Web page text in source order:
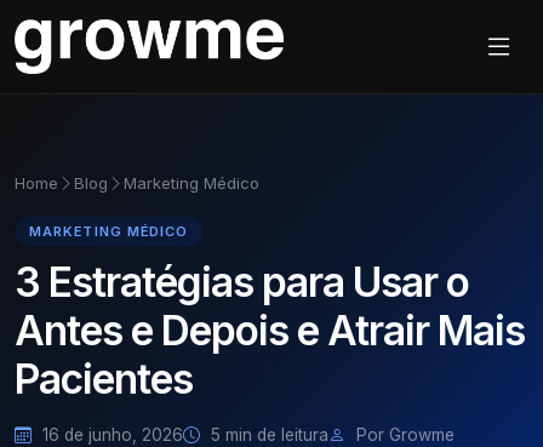
Home Blog Marketing Médico
MARKETING MÉDICO
3 Estratégias para Usar o
Antes e Depois e Atrair Mais
Pacientes
16 de junho, 2026 5 min de leitura Por Growme